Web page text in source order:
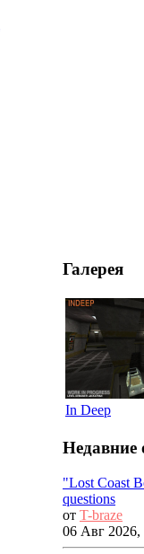
Галерея
In Deep
Недавние
"Lost Coast
questions
от T-braze
06 Авг 2026,